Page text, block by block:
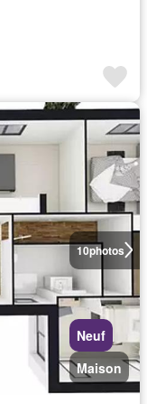
10photos
Neuf
Maison